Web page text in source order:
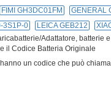
FIMI GH3DC01FM GENERAL
3S1P-0 LEICA GEB212
Adattatore, batterie
il Codice Batteria Originale
un codice che può